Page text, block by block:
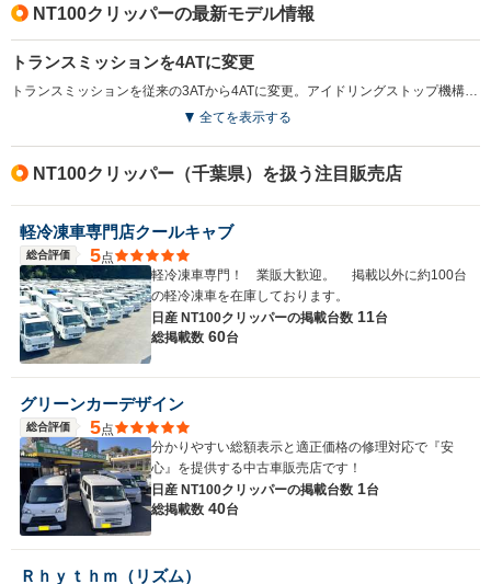
NT100クリッパーの最新モデル情報
トランスミッションを4ATに変更
トランスミッションを従来の3ATから4ATに変更。アイドリングストップ機構が追加されたことで、WLTC燃費性能が14.2km/Lから15.7km/Lへと向上している。また、「GX」グレードのヘッドランプがハロゲンからLEDへと変更され、省エネルギー化と視認性向上の両立が図られている。（2022.4）
全てを表示する
NT100クリッパー（千葉県）を扱う注目販売店
軽冷凍車専門店クールキャブ
総合評価 5点
軽冷凍車専門！ 業販大歓迎。 掲載以外に約100台
の軽冷凍車を在庫しております。
日産 NT100クリッパーの掲載台数 11台
総掲載数 60台
グリーンカーデザイン
総合評価 5点
分かりやすい総額表示と適正価格の修理対応で『安
心』を提供する中古車販売店です！
日産 NT100クリッパーの掲載台数 1台
総掲載数 40台
Ｒｈｙｔｈｍ（リズム）